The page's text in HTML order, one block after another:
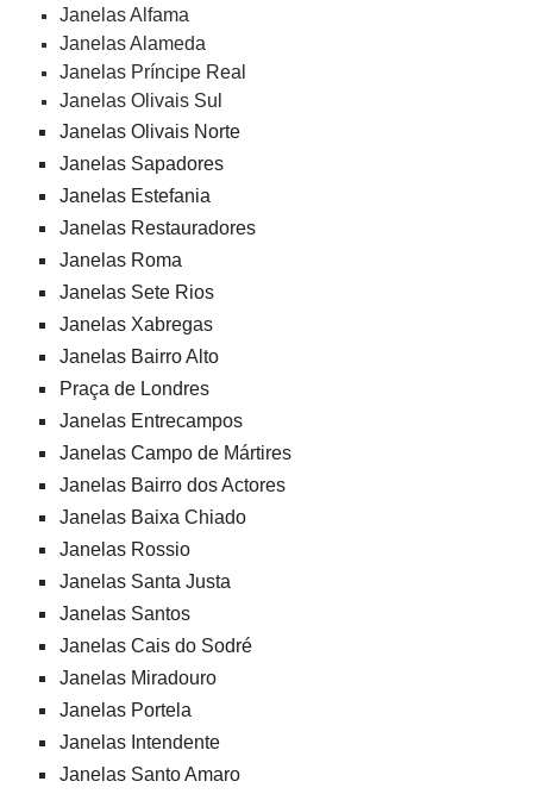
Janelas Alfama
Janelas Alameda
Janelas Príncipe Real
Janelas Olivais Sul
Janelas Olivais Norte
Janelas Sapadores
Janelas Estefania
Janelas Restauradores
Janelas Roma
Janelas Sete Rios
Janelas Xabregas
Janelas Bairro Alto
Praça de Londres
Janelas Entrecampos
Janelas Campo de Mártires
Janelas Bairro dos Actores
Janelas Baixa Chiado
Janelas Rossio
Janelas Santa Justa
Janelas Santos
Janelas Cais do Sodré
Janelas Miradouro
Janelas Portela
Janelas Intendente
Janelas Santo Amaro